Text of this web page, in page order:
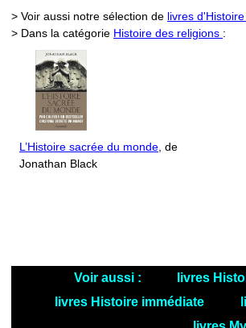
> Voir aussi notre sélection de livres
> Dans la catégorie Histoire des religions :
L’Histoire sacrée du monde, de
Jonathan Black
Voir aussi : livres
livres Histoire immédiate